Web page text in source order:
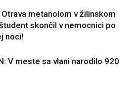
Otrava metanolom v žilinskom
skončil v nemocnici po
noci!
V meste sa vlani narodilo 920